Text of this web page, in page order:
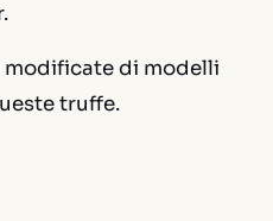
modificate di modelli
truffe.